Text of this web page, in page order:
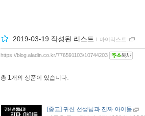
2019-03-19 작성된 리스트 ｌ 마이리스트
https://blog.aladin.co.kr/776591103/10744203
총 1개 의 상품이 있습니다.
[중고] 귀신 선생님과 진짜 아이들